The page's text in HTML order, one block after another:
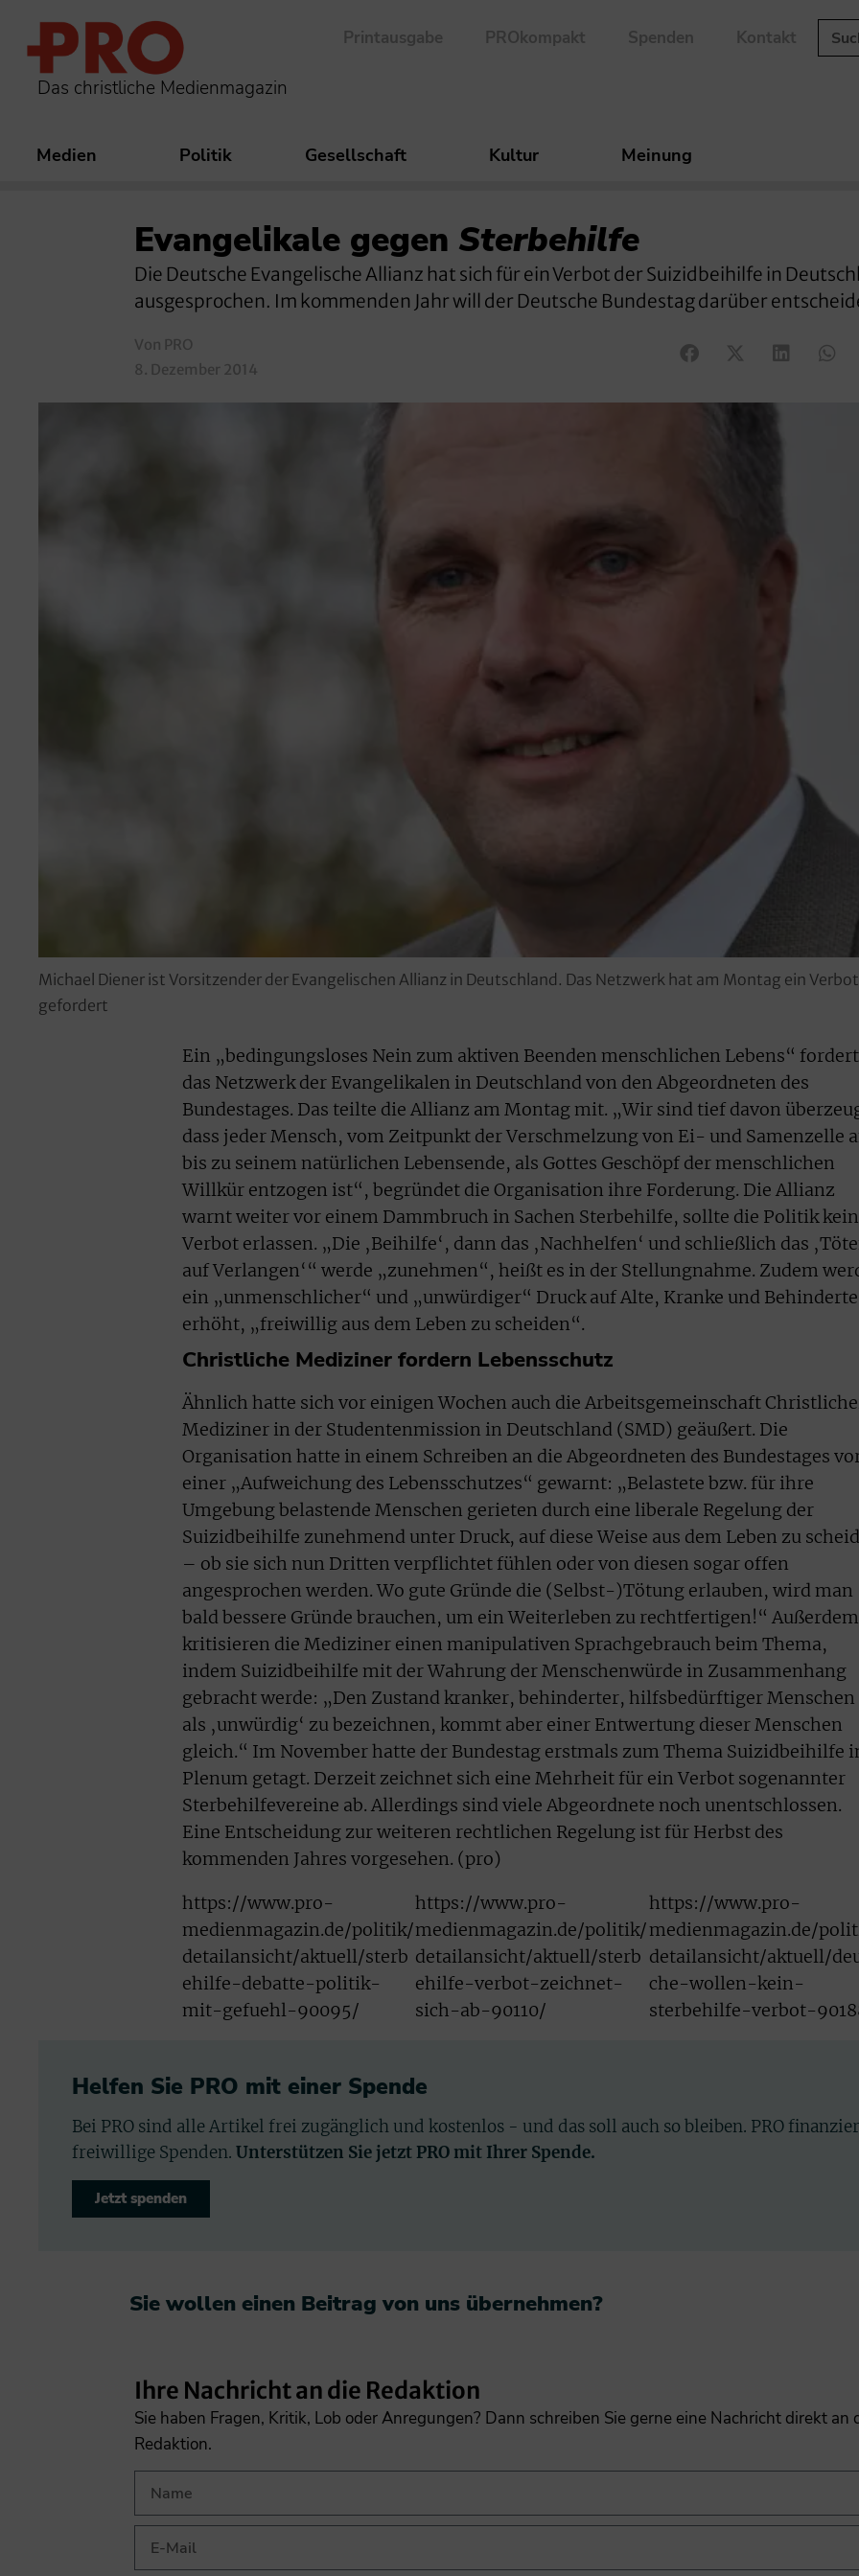
Das christliche Medienmagazin
Printausgabe PROkompakt Spenden Kontakt
Medien Politik Gesellschaft Kultur Meinung
Evangelikale gegen Sterbehilfe
Die Deutsche Evangelische Allianz hat sich für ein Verbot der Suizidbeihilfe in
ausgesprochen. Im kommenden Jahr will der Deutsche Bundestag darüber
Von PRO
8. Dezember 2014
Michael Diener ist Vorsitzender der Evangelischen Allianz in Deutschland. Das Netzwerk hat am Montag ein
gefordert
Ein „bedingungsloses Nein zum aktiven Beenden menschlichen Lebens“ fordert
das Netzwerk der Evangelikalen in Deutschland von den Abgeordneten des
Bundestages. Das teilte die Allianz am Montag mit. „Wir sind tief davon
dass jeder Mensch, vom Zeitpunkt der Verschmelzung von Ei- und Samenzelle
bis zu seinem natürlichen Lebensende, als Gottes Geschöpf der menschlichen
Willkür entzogen ist“, begründet die Organisation ihre Forderung. Die Allianz
warnt weiter vor einem Dammbruch in Sachen Sterbehilfe, sollte die Politik kein
Verbot erlassen. „Die ‚Beihilfe‘, dann das ‚Nachhelfen‘ und schließlich das
auf Verlangen‘“ werde „zunehmen“, heißt es in der Stellungnahme. Zudem
ein „unmenschlicher“ und „unwürdiger“ Druck auf Alte, Kranke und Behinderte
erhöht, „freiwillig aus dem Leben zu scheiden“.
Christliche Mediziner fordern Lebensschutz
Ähnlich hatte sich vor einigen Wochen auch die Arbeitsgemeinschaft
Mediziner in der Studentenmission in Deutschland (SMD) geäußert. Die
Organisation hatte in einem Schreiben an die Abgeordneten des Bundestages
einer „Aufweichung des Lebensschutzes“ gewarnt: „Belastete bzw. für ihre
Umgebung belastende Menschen gerieten durch eine liberale Regelung der
Suizidbeihilfe zunehmend unter Druck, auf diese Weise aus dem Leben zu
– ob sie sich nun Dritten verpflichtet fühlen oder von diesen sogar offen
angesprochen werden. Wo gute Gründe die (Selbst-)Tötung erlauben, wird man
bald bessere Gründe brauchen, um ein Weiterleben zu rechtfertigen!“ Außerdem
kritisieren die Mediziner einen manipulativen Sprachgebrauch beim Thema,
indem Suizidbeihilfe mit der Wahrung der Menschenwürde in Zusammenhang
gebracht werde: „Den Zustand kranker, behinderter, hilfsbedürftiger Menschen
als ‚unwürdig‘ zu bezeichnen, kommt aber einer Entwertung dieser Menschen
gleich.“ Im November hatte der Bundestag erstmals zum Thema Suizidbeihilfe
Plenum getagt. Derzeit zeichnet sich eine Mehrheit für ein Verbot sogenannter
Sterbehilfevereine ab. Allerdings sind viele Abgeordnete noch unentschlossen.
Eine Entscheidung zur weiteren rechtlichen Regelung ist für Herbst des
kommenden Jahres vorgesehen. (pro)
https://www.pro-
medienmagazin.de/politik/
detailansicht/aktuell/sterb
ehilfe-debatte-politik-
mit-gefuehl-90095/
https://www.pro-
medienmagazin.de/politik/
detailansicht/aktuell/sterb
ehilfe-verbot-zeichnet-
sich-ab-90110/
https://www.pro-
medienmagazin.de/
detailansicht/aktuell/
che-wollen-kein-
sterbehilfe-verbot-
Helfen Sie PRO mit einer Spende
Bei PRO sind alle Artikel frei zugänglich und kostenlos - und das soll auch so bleiben. PRO
freiwillige Spenden. Unterstützen Sie jetzt PRO mit Ihrer Spende.
Jetzt spenden
Sie wollen einen Beitrag von uns übernehmen?​
Ihre Nachricht an die Redaktion
Sie haben Fragen, Kritik, Lob oder Anregungen? Dann schreiben Sie gerne eine Nachricht direkt an
Redaktion.